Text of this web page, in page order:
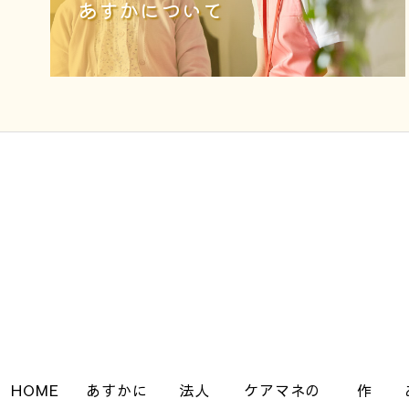
あすかについて
HOME あすかに 法人 ケアマネの 作